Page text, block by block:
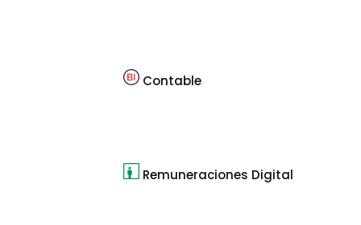
Contable
Remuneraciones Digital